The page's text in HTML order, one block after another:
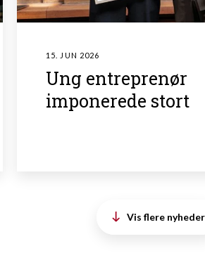
15. JUN 2026
Ung entreprenør
imponerede stort
Vis flere nyheder